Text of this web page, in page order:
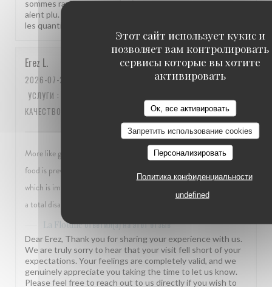
Этот сайт использует кукис и
позволяет вам контролировать
сервисы которые вы хотите
активировать
Ок, все активировать
Запретить использование cookies
Персонализировать
Политика конфиденциальности
undefined
sommes ravis que notre équipe et notre terrasse vous
aient plu. Votre remarque sur l'emplacement de la table et
les quantités est bien notée. À très bientôt à La Flottille !
Erez L
2026-07-24
УСЛУГИ :
КАЧЕСТВО
More like group mass good restaurant. Seems that most of the
food is previously made. Steaks came within 2 minutes of ordering,
which is impossible. Onion soup came cold, also impossible. Really
a total disappointment , adding the difficulty to get there... Pity
La Flottilleответил(а) на этот отзыв
Dear Erez, Thank you for sharing your experience with us.
We are truly sorry to hear that your visit fell short of your
expectations. Your feelings are completely valid, and we
genuinely appreciate you taking the time to let us know.
Please feel free to reach out to us directly if you wish to